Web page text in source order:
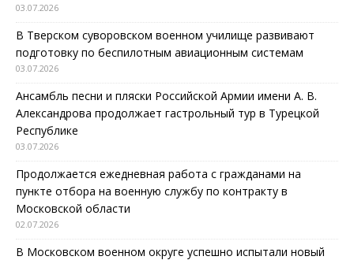
03.07.2026
В Тверском суворовском военном училище развивают
подготовку по беспилотным авиационным системам
03.07.2026
Ансамбль песни и пляски Российской Армии имени А. В.
Александрова продолжает гастрольный тур в Турецкой
Республике
03.07.2026
Продолжается ежедневная работа с гражданами на
пункте отбора на военную службу по контракту в
Московской области
02.07.2026
В Московском военном округе успешно испытали новый